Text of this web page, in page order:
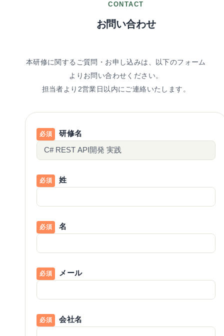
CONTACT
お問い合わせ
本研修に関するご質問・お申し込みは、以下のフォーム
よりお問い合わせください。
担当者より2営業日以内にご連絡いたします。
研修名
姓
名
メール
会社名